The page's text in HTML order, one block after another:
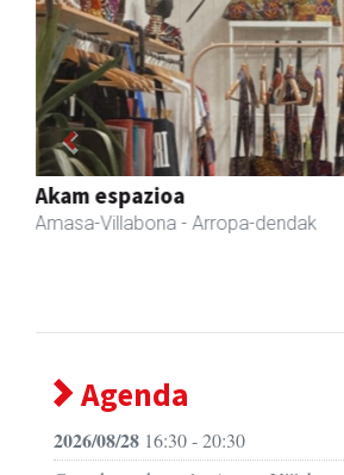
Zubimusu Ikastola
Amasa-Villabona - Hezkuntza
Previous
Agenda
2026/08/28 16:30 - 20:30